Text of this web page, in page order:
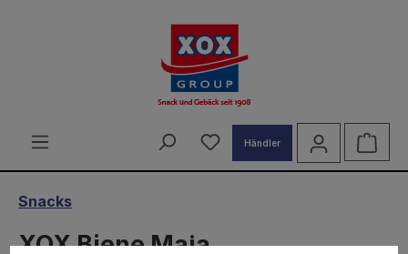
Du hast 0 Produkte auf
Händler
Snacks
XOX Biene Maja